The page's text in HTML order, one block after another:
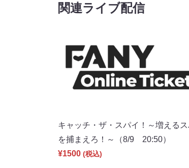
関連ライブ配信
キャッチ・ザ・スパイ！～増えるス
を捕まえろ！～（8/9 20:50）
¥1500 (税込)